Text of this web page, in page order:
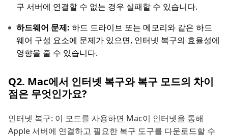
구 서버에 연결할 수 없는 경우 실패할 수 있습니다.
하드웨어 문제: 하드 드라이브 또는 메모리와 같은 하드
웨어 구성 요소에 문제가 있으면, 인터넷 복구의 효율성에
영향을 줄 수 있습니다.
Q2. Mac에서 인터넷 복구와 복구 모드의 차이
점은 무엇인가요?
인터넷 복구: 이 모드를 사용하면 Mac이 인터넷을 통해
Apple 서버에 연결하고 필요한 복구 도구를 다운로드할 수